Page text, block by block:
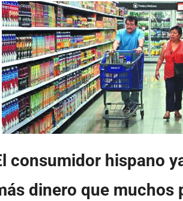
consumidor hispano
dinero que muchos